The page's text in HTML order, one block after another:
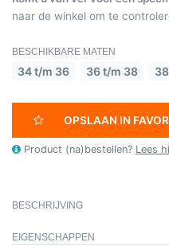
naar de winkel om te
BESCHIKBARE MATEN
34 t/m 36 36 t/m 38
OPSLAAN IN
Product (na)bestellen? Lees
BESCHRIJVING
EIGENSCHAPPEN